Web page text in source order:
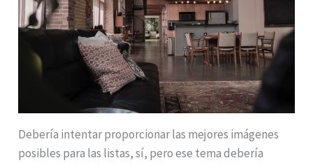
Debería intentar proporcionar las mejores imágenes
posibles para las listas, sí, pero ese tema debería